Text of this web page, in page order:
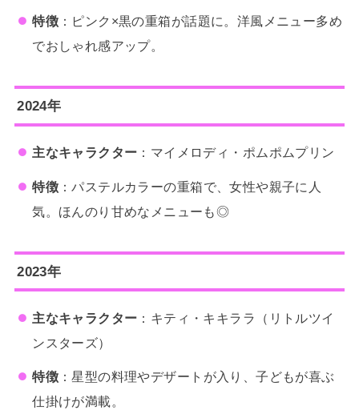
特徴：ピンク×黒の重箱が話題に。洋風メニュー多め
でおしゃれ感アップ。
2024年
主なキャラクター ：マイメロディ・ポムポムプリン
特徴：パステルカラーの重箱で、女性や親子に人
気。ほんのり甘めなメニューも◎
2023年
主なキャラクター ：キティ・キキララ（リトルツイ
ンスターズ）
特徴：星型の料理やデザートが入り、子どもが喜ぶ
仕掛けが満載。